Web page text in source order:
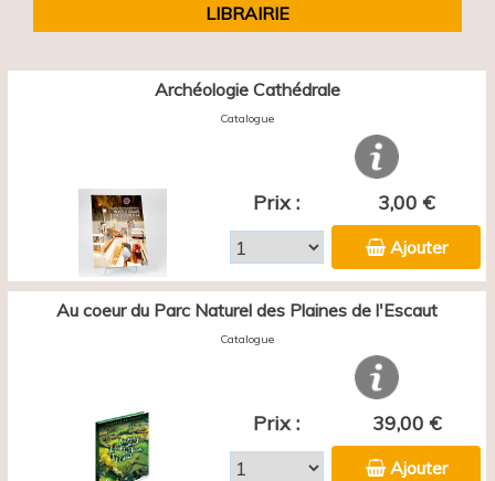
LIBRAIRIE
Archéologie Cathédrale
Catalogue
Prix : 3,00 €
Ajouter
Au coeur du Parc Naturel des Plaines de l'Escaut
Catalogue
Prix : 39,00 €
Ajouter